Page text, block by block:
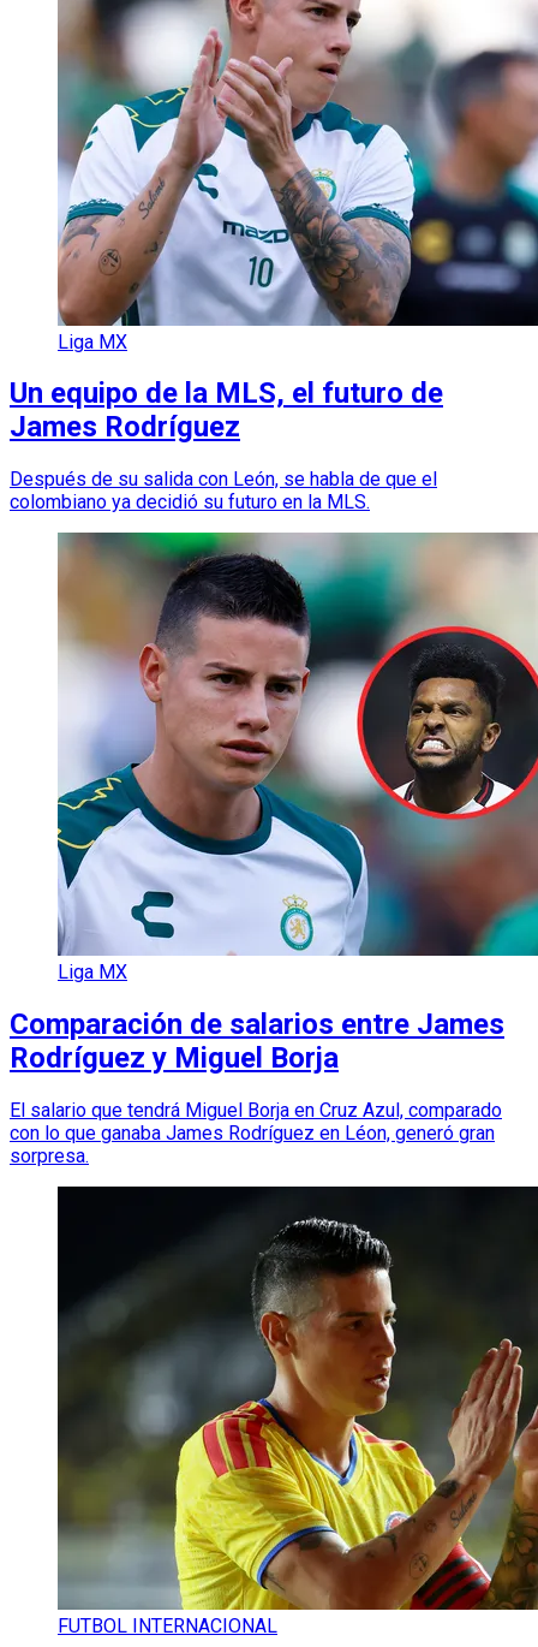
Liga MX
Un equipo de la MLS, el futuro de
James Rodríguez
Después de su salida con León, se habla de que el
colombiano ya decidió su futuro en la MLS.
Liga MX
Comparación de salarios entre James
Rodríguez y Miguel Borja
El salario que tendrá Miguel Borja en Cruz Azul, comparado
con lo que ganaba James Rodríguez en Léon, generó gran
sorpresa.
FUTBOL INTERNACIONAL